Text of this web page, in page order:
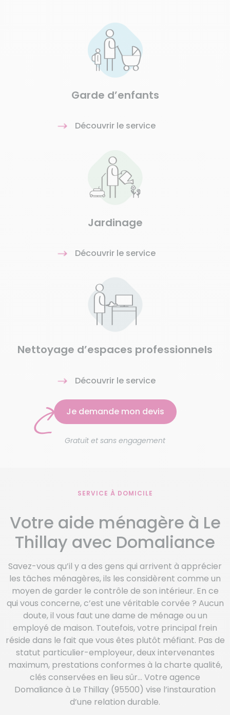
Garde d’enfants
Découvrir le service
Jardinage
Découvrir le service
Nettoyage d’espaces professionnels
Découvrir le service
Je demande mon devis
Gratuit et sans engagement
SERVICE À DOMICILE
Votre aide ménagère à Le
Thillay avec Domaliance
Savez-vous qu’il y a des gens qui arrivent à apprécier
les tâches ménagères, ils les considèrent comme un
moyen de garder le contrôle de son intérieur. En ce
qui vous concerne, c’est une véritable corvée ? Aucun
doute, il vous faut une dame de ménage ou un
employé de maison. Toutefois, votre principal frein
réside dans le fait que vous êtes plutôt méfiant. Pas de
statut particulier-employeur, deux intervenantes
maximum, prestations conformes à la charte qualité,
clés conservées en lieu sûr… Votre agence
Domaliance à Le Thillay (95500) vise l’instauration
d’une relation durable.